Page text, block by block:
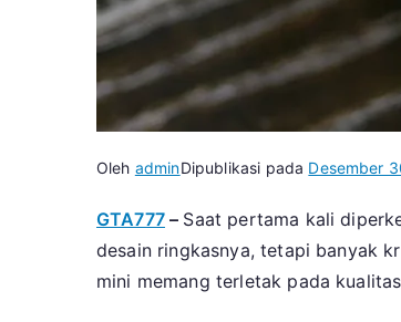
Oleh adminDipublikasi pada Desember
GTA777– Saat pertama kali
desain ringkasnya, tetapi banyak
mini memang terletak pada